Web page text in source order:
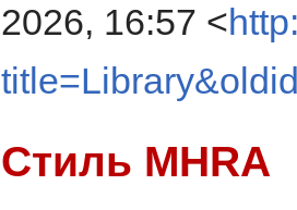
2026, 16:57 <
Стиль MHRA